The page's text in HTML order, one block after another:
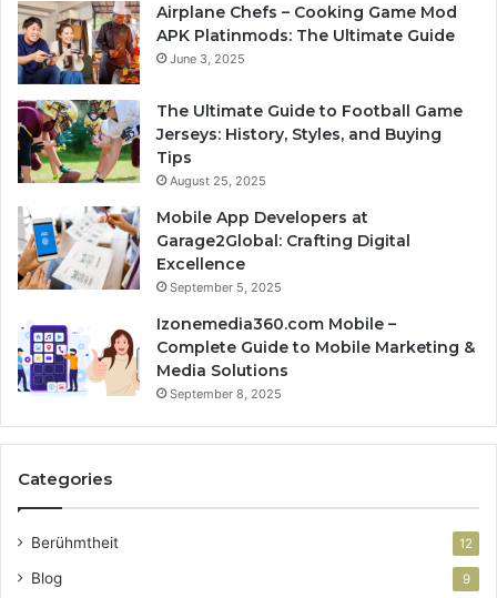
Airplane Chefs – Cooking Game Mod
APK Platinmods: The Ultimate Guide
June 3, 2025
The Ultimate Guide to Football Game
Jerseys: History, Styles, and Buying
Tips
August 25, 2025
Mobile App Developers at
Garage2Global: Crafting Digital
Excellence
September 5, 2025
Izonemedia360.com Mobile –
Complete Guide to Mobile Marketing &
Media Solutions
September 8, 2025
Categories
Berühmtheit 12
Blog 9